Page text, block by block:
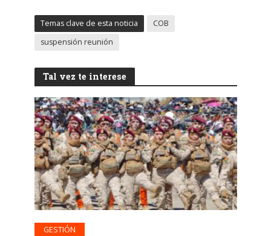
Temas clave de esta noticia
COB
suspensión reunión
Tal vez te interese
GESTIÓN